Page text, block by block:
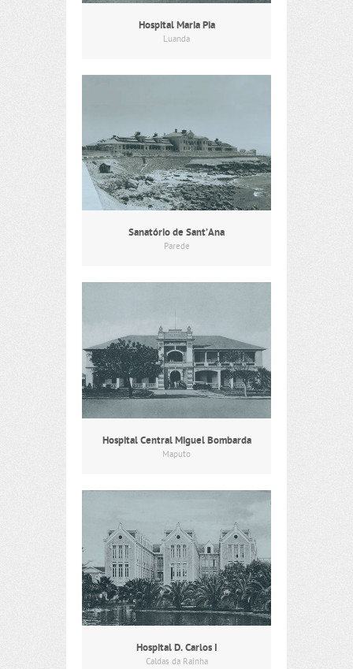
Hospital Maria Pia
Luanda
Sanatório de Sant’Ana
Parede
Hospital Central Miguel Bombarda
Maputo
Hospital D. Carlos I
Caldas da Rainha